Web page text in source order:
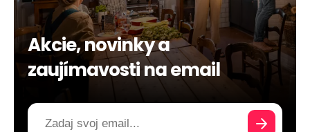
Akcie, novinky a
zaujímavosti na email